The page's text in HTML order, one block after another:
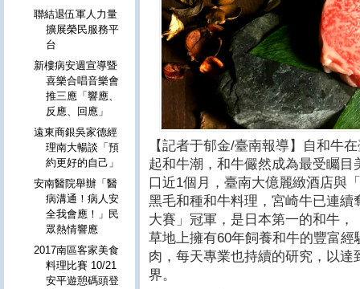
【記者于郁金/臺南報導】自和牛
起和牛潮，和牛儼然成為最受矚
口近1個月，臺南大億麗緻酒店與
黑毛和種和牛料理，宮崎牛已連
大賽」冠軍，是日本第一的和牛
草地上擁有60年飼養和牛的豐富
肉，每天專業也持續的研究，以
界。
聯結退伍軍人力量
擴展榮民服務平
台
新樓病安週宣導暨
喜樂合唱音樂會
推三應「響應、
反應、回應」
遠東商銀吳家德經
理南大暢談「預
約更好的自己」
安南醫院舉辦「醫
病溝通！病人安
全我會應！」民
眾熱情響應
2017南區客家美食
料理比賽 10/21
安平遊憩碼頭登